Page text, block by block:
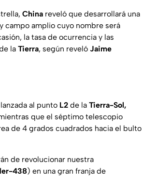
China reveló que desarrollará una
amplio cuyo nombre será
la tasa de ocurrencia y las
la Tierra, según reveló Jaime
al punto L2 de la Tierra-Sol,
que el séptimo telescopio
de 4 grados cuadrados hacia el bulto
de revolucionar nuestra
438) en una gran franja de